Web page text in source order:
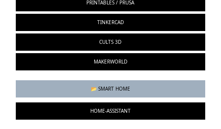
PRINTABLES / PRUSA
TINKERCAD
CULTS 3D
MAKERWORLD
📂 SMART HOME
HOME-ASSISTANT